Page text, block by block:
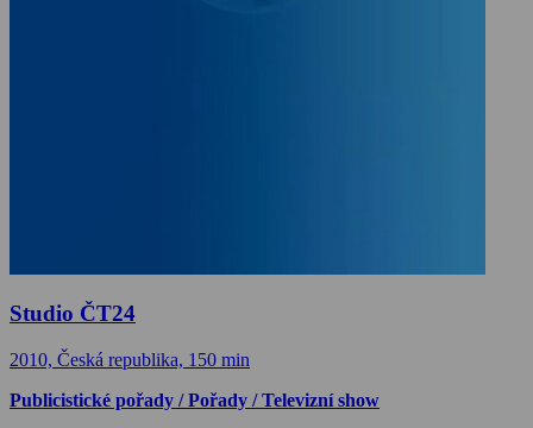
Studio ČT24
2010, Česká republika, 150 min
Publicistické pořady / Pořady / Televizní show